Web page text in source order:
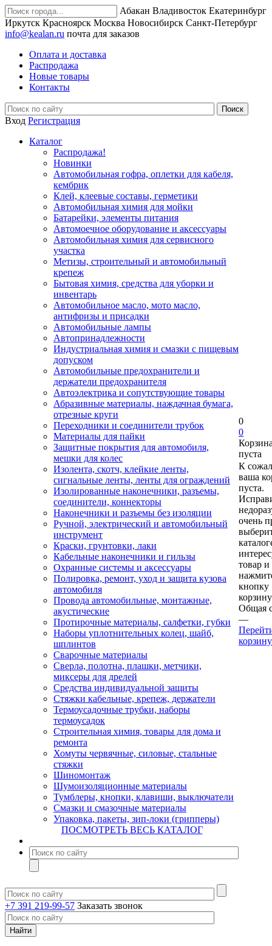
Абакан Владивосток Екатеринбург
Иркутск Красноярск Москва Новосибирск Санкт-Петербург
info@kealan.ru почта для заказов
Оплата и доставка
Распродажа
Новые товары
Контакты
Вход Регистрация
Каталог
Распродажа!
Новинки
Автомобильная гофра, оплетки для кабеля,
кембрик
Клей, клеевые составы, герметики
Автомобильная химия для мойки
Батарейки, элементы питания
Автомоечное оборудование и аксессуары
Автомобильная химия для сервисного
участка
Метизы, строительный и автомобильный
крепеж
Бытовая химия, средства для уборки и
инвентарь
Автомобильное масло, мото масло,
антифризы и присадки
Автомобильные лампы
Автопринадлежности
Индустриальная химия и смазки с пищевым
допуском
Автомобильные предохранители и
держатели предохранителя
Автоэлектрика и сопутствующие товары
Абразивные материалы, наждачная бумага,
отрезные круги
Переходники и соединители трубок
Материалы для пайки
Защитные покрытия для автомобиля,
мешки для колес
Изолента, скотч, клейкие ленты,
сигнальные ленты, ленты для ограждений
Изолированные наконечники, разъемы,
соединители, коннекторы
Наконечники и разъемы без изоляции
Ручной, электрический и автомобильный
инструмент
Краски, грунтовки, лаки
Кабельные наконечники и гильзы
Охранные системы и аксессуары
Полировка, ремонт, уход и защита кузова
автомобиля
Провода автомобильные, монтажные,
акустические
Протирочные материалы, салфетки, губки
Наборы уплотнительных колец, шайб,
шплинтов
Сварочные материалы
Сверла, полотна, плашки, метчики,
миксеры для дрелей
Средства индивидуальной защиты
Стяжки кабельные, крепеж, держатели
Термоусадочные трубки, наборы
термоусадок
Строительная химия, товары для дома и
ремонта
Хомуты червячные, силовые, стальные
стяжки
Шиномонтаж
Шумоизоляционные материалы
Тумблеры, кнопки, клавиши, выключатели
Смазки и смазочные материалы
Упаковка, пакеты, зип-локи (грипперы)
ПОСМОТРЕТЬ ВЕСЬ КАТАЛОГ
+7 391 219-99-57 Заказать звонок
0
0
пуста
К
ваша
пуста.
очень
товар и
кнопку
Общая
—
корзину